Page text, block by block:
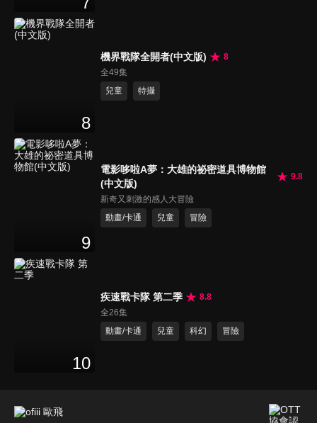
8
機界戰隊全開者(中文版)
8
全49集
兒童
特攝
9
電影哆啦A夢：大雄的祕密道具博物館
(中文版)
9.8
新奇又刺激的感人大冒險
動畫/卡通
兒童 冒險
10
疾速戰卡隊 第二季
8.8
全26集
動畫/卡通
兒童 科幻 冒險